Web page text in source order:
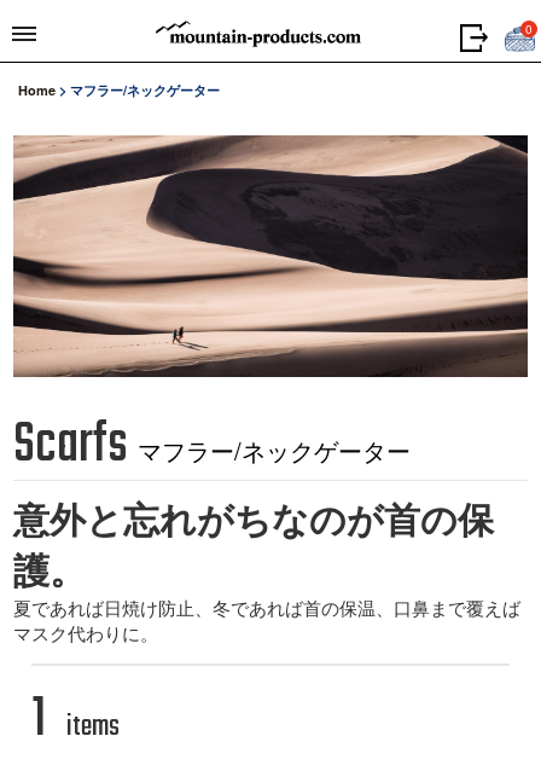
0
Home > マフラー/ネックゲーター
Scarfs マフラー/ネックゲーター
意外と忘れがちなのが首の保
護。
夏であれば日焼け防止、冬であれば首の保温、口鼻まで覆えば
マスク代わりに。
1 items